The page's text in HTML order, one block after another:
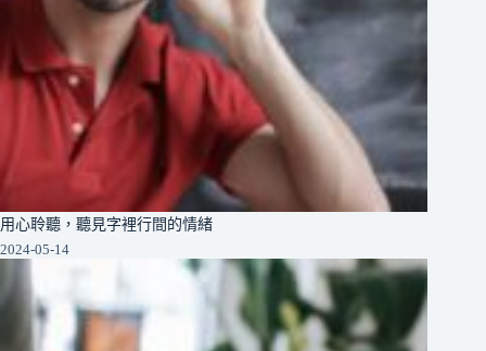
用心聆聽，聽見字裡行間的情緒
2024-05-14